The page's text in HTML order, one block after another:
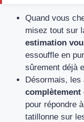
Quand vous
misez tout sur
estimation
essouffle en
sûrement déjà
Désormais, les
complètement
pour répondre
tatillonne sur